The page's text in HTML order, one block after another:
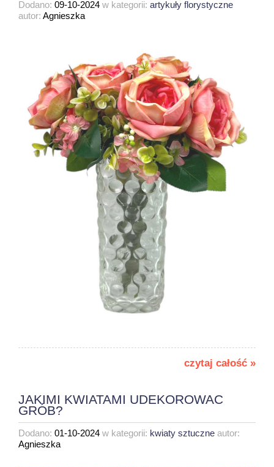
Dodano: 09-10-2024 w kategorii: artykuły florystyczne
autor: Agnieszka
czytaj całość »
JAKIMI KWIATAMI UDEKOROWAC
GRÓB?
Dodano: 01-10-2024 w kategorii: kwiaty sztuczne autor:
Agnieszka